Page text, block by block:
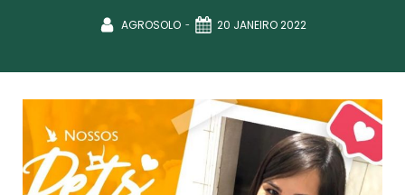
AGROSOLO - 20 JANEIRO 2022